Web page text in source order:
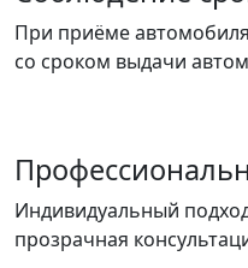
При приёме
со сроком выдачи
Индивидуальный
прозрачная